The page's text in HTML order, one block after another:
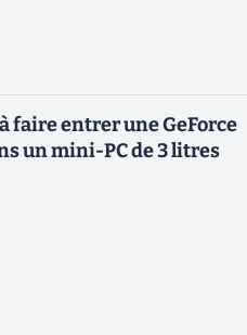
faire entrer une GeForce
un mini-PC de 3 litres